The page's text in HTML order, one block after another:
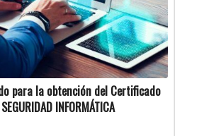
para la obtención del Certificado
INFORMÁTICA